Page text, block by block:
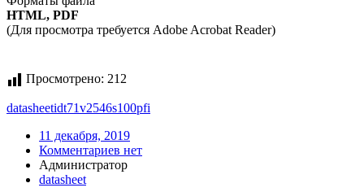
HTML, PDF
(Для просмотра требуется Adobe Acrobat Reader)
Просмотрено: 212
datasheetidt71v2546s100pfi
11 декабря, 2019
Комментариев нет
Администратор
datasheet